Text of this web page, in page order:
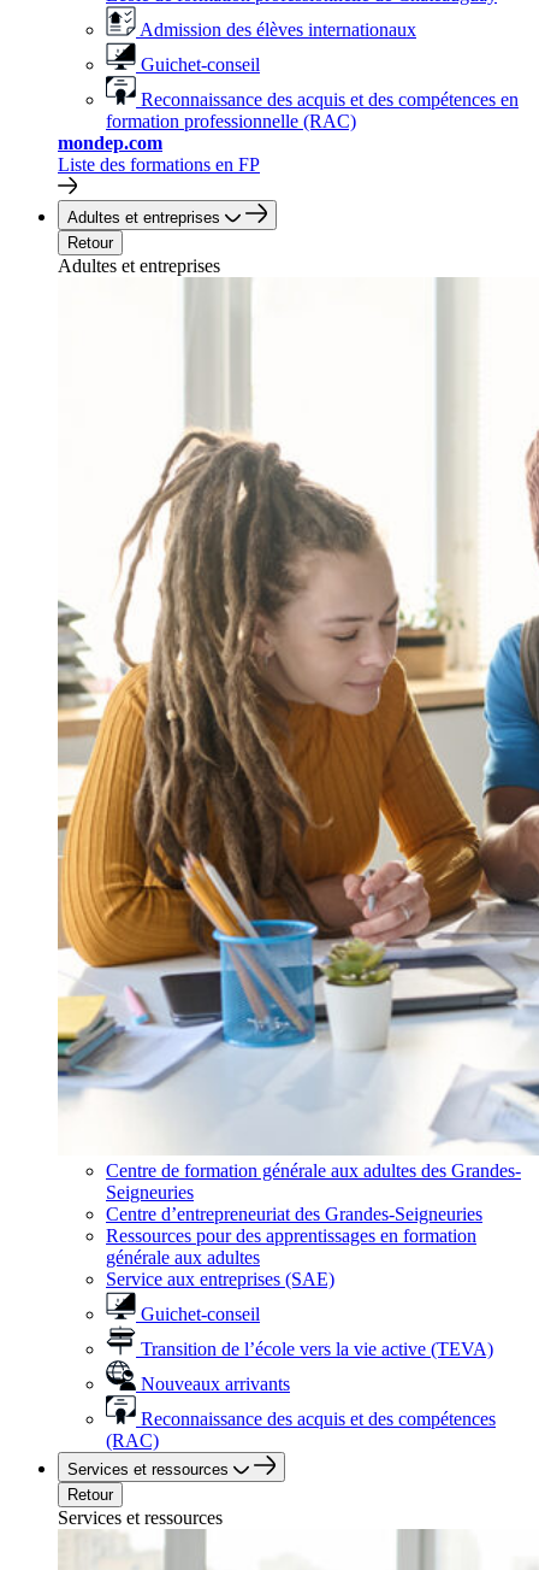
Admission des élèves internationaux
Guichet-conseil
Reconnaissance des acquis et des compétences en
formation professionnelle (RAC)
mondep.com
Liste des formations en FP
Adultes et entreprises
Retour
Adultes et entreprises
Centre de formation générale aux adultes des Grandes-
Seigneuries
Centre d’entrepreneuriat des Grandes-Seigneuries
Ressources pour des apprentissages en formation
générale aux adultes
Service aux entreprises (SAE)
Guichet-conseil
Transition de l’école vers la vie active (TEVA)
Nouveaux arrivants
Reconnaissance des acquis et des compétences
(RAC)
Services et ressources
Retour
Services et ressources